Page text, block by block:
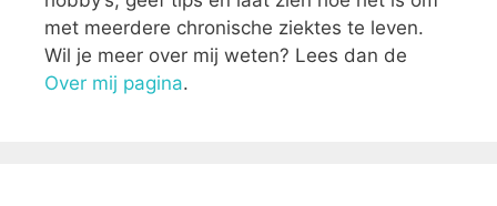
met meerdere chronische ziektes te leven.
Wil je meer over mij weten? Lees dan de
Over mij pagina.